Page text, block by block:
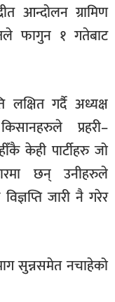
आन्दोलन ग्रामिण
फागुन १ गतेबाट
लक्षित गर्दै अध्यक्ष
प्रहरी–
केही पार्टीहरु जो
छन् उनीहरुले
जारी नै गरेर
सुन्नसमेत नचाहेको